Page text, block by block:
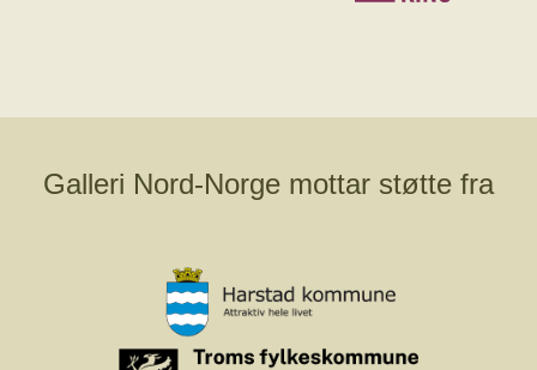
Galleri Nord-Norge mottar støtte fra